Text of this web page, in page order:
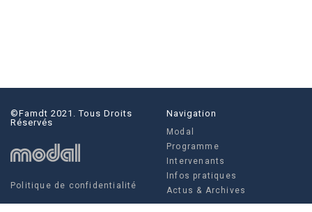
©famdt 2021. Tous Droits
Réservés
Politique de confidentialité
Navigation
Modal
Programme
Intervenants
Infos pratiques
Actus & Archives